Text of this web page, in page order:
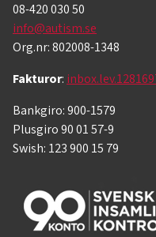
08-420 030 50
info@autism.se
Org.nr: 802008-1348
Fakturor:
Bankgiro: 900-1579
Plusgiro 90 01 57-9
Swish: 123 900 15 79